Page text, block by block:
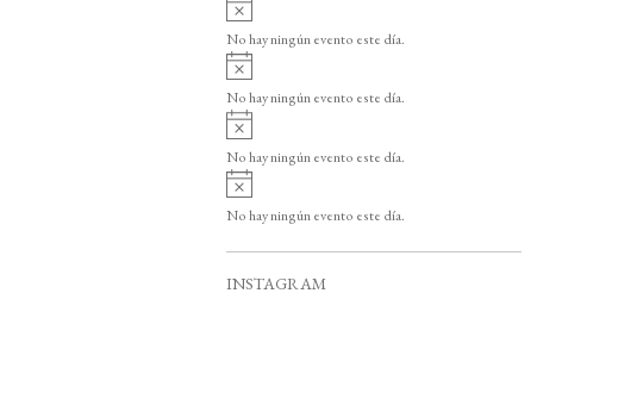
o
v
i
o
No hay ningún evento este día.
v
i
o
No hay ningún evento este día.
A
v
i
o
No hay ningún evento este día.
A
v
i
No hay ningún evento este día.
INSTAGRAM